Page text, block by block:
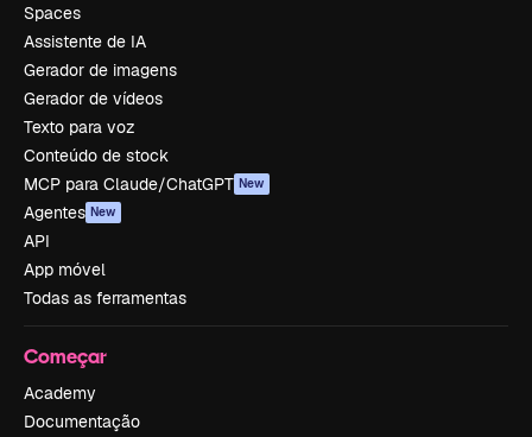
Spaces
Assistente de IA
Gerador de imagens
Gerador de vídeos
Texto para voz
Conteúdo de stock
MCP para Claude/ChatGPT New
Agentes New
API
App móvel
Todas as ferramentas
Começar
Academy
Documentação